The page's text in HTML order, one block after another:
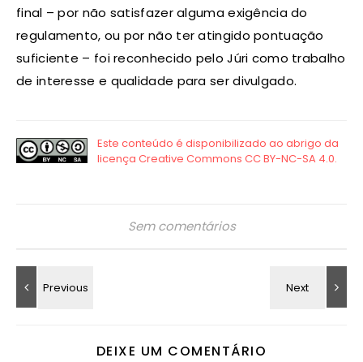
final – por não satisfazer alguma exigência do
regulamento, ou por não ter atingido pontuação
suficiente – foi reconhecido pelo Júri como trabalho
de interesse e qualidade para ser divulgado.
Sem comentários
DEIXE UM COMENTÁRIO